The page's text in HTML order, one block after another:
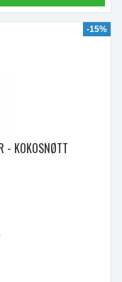
-15%
- KOKOSNØTT